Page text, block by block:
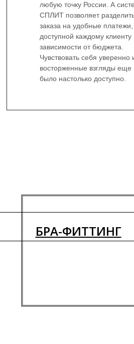
любую точку России. А
СПЛИТ позволяет
заказа на удобные
доступной каждому клиенту
зависимости от бюджета.
Чувствовать себя уверенно
восторженные взгляды еще
было настолько доступно.
БРА-ФИТТИНГ